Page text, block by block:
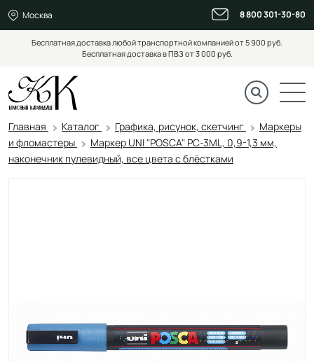
Москва 8 800 301-30-80
Бесплатная доставка любой транспортной компанией от 5 900 руб.
Бесплатная доставка в ПВЗ от 3 000 руб.
Главная Каталог Графика, рисунок, скетчинг
Маркеры
и фломастеры
Маркер UNI "POSCA" PC-3ML, 0,9-1,3 мм,
наконечник пулевидный, все цвета с блёстками